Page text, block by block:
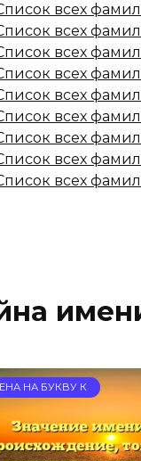
всех
всех
всех
всех
всех
всех
всех
всех
всех
НА БУКВУ К